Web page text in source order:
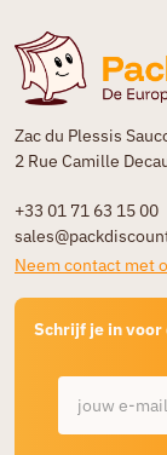
Zac du Plessis
2 Rue Camille
+33 01 71 63 15 00
Neem contact met
Schrijf je in